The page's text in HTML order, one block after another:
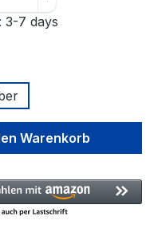
3-7 days
Warenkorb